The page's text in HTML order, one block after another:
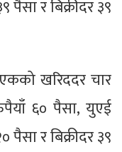
र बिक्रीदर ३९
खरिददर चार
६० पैसा, युएई
र बिक्रीदर ३९